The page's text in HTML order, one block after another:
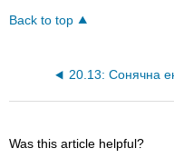
Back to top
Was this article helpful?